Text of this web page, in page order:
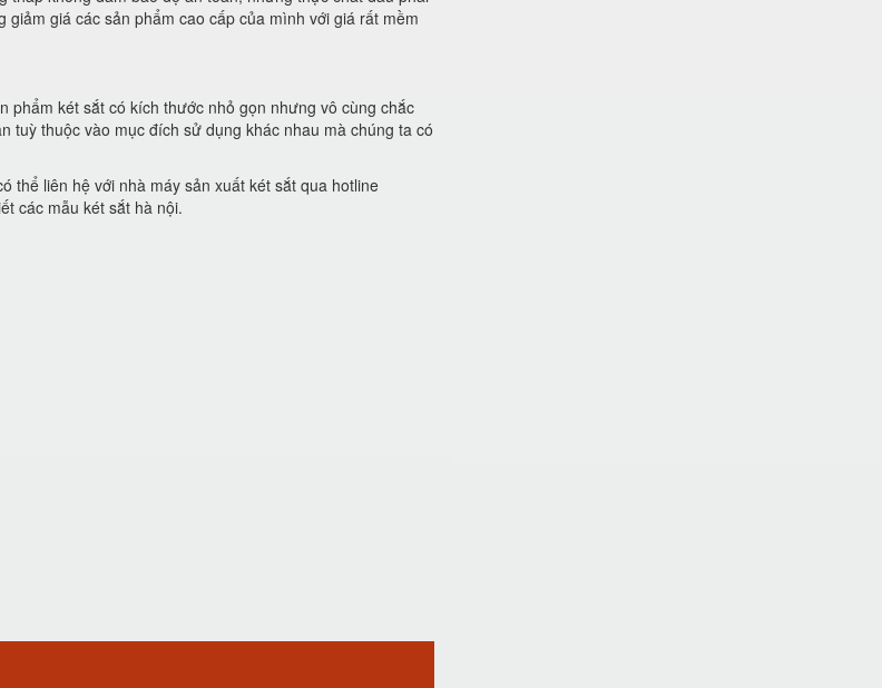
giá các sản phẩm cao cấp của mình với giá rất mềm
phẩm két sắt có kích thước nhỏ gọn nhưng vô cùng chắc
tuỳ thuộc vào mục đích sử dụng khác nhau mà chúng ta có
thể liên hệ với nhà máy sản xuất két sắt qua hotline
các mẫu két sắt hà nội.